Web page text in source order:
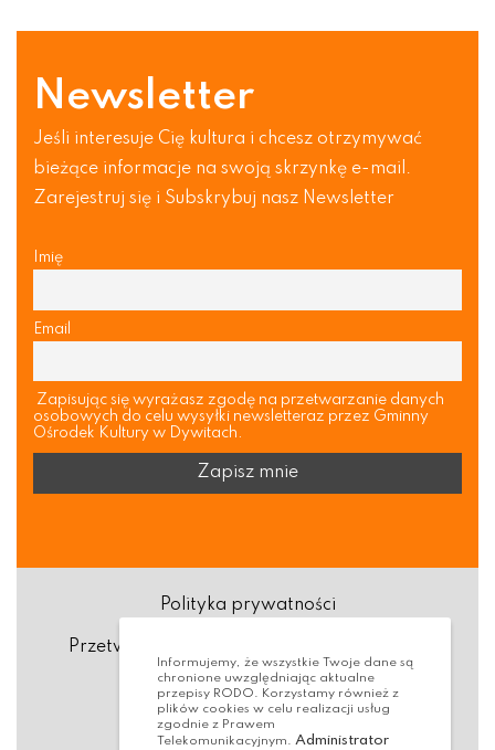
Newsletter
Jeśli interesuje Cię kultura i chcesz otrzymywać
bieżące informacje na swoją skrzynkę e-mail.
Zarejestruj się i Subskrybuj nasz Newsletter
Imię
Email
Zapisując się wyrażasz zgodę na przetwarzanie danych
osobowych do celu wysyłki newsletteraz przez Gminny
Ośrodek Kultury w Dywitach.
Polityka prywatności
Przetwarzanie danych osobowych (RODO)
Deklaracja dostępności
Dostępność Architektoniczna
Informujemy, że wszystkie Twoje dane są
chronione uwzględniając aktualne
przepisy RODO. Korzystamy również z
plików cookies w celu realizacji usług
zgodnie z Prawem
Telekomunikacyjnym. Administrator